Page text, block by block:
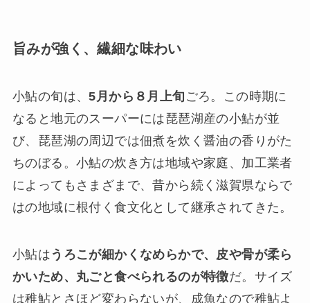
旨みが強く、繊細な味わい
小鮎の旬は、5月から８月上旬 ごろ。この時期に
なると地元のスーパーには琵琶湖産の小鮎が並
び、琵琶湖の周辺では佃煮を炊く醤油の香りがた
ちのぼる。小鮎の炊き方は地域や家庭、加工業者
によってもさまざまで、昔から続く滋賀県ならで
はの地域に根付く食文化として継承されてきた。
小鮎は うろこが細かくなめらかで、皮や骨が柔ら
かいため、丸ごと食べられるのが特徴だ。サイズ
は稚鮎とさほど変わらないが、成魚なので稚鮎よ